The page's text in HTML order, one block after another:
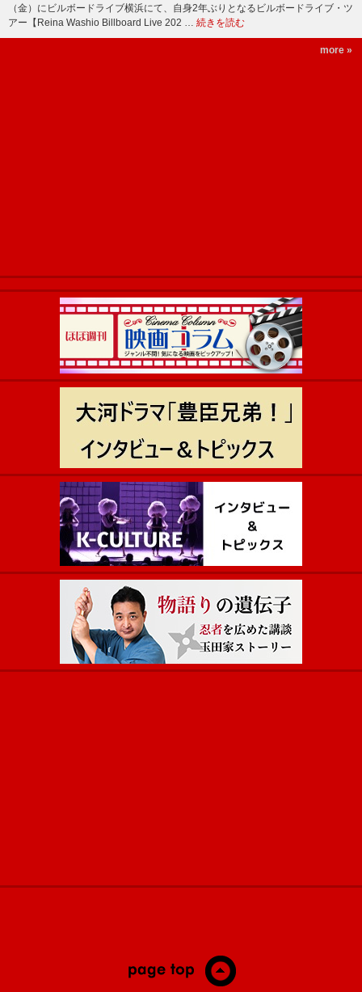
（金）にビルボードライブ横浜にて、自身2年ぶりとなるビルボードライブ・ツ
アー【Reina Washio Billboard Live 202 … 続きを読む
more »